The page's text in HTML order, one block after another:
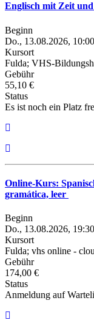
Englisch mit Zeit
Beginn
Do., 13.08.2026,
Kursort
Fulda; VHS-
Gebühr
55,10 €
Status
Es ist noch ein Platz
Online-Kurs:
gramática, leer
Beginn
Do., 13.08.2026,
Kursort
Fulda; vhs online -
Gebühr
174,00 €
Status
Anmeldung auf